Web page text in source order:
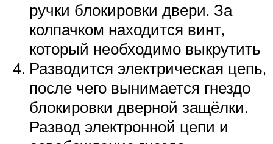
ручки блокировки двери. За
колпачком находится винт,
который необходимо выкрутить
Разводится электрическая цепь,
после чего вынимается гнездо
блокировки дверной защёлки.
Развод электронной цепи и